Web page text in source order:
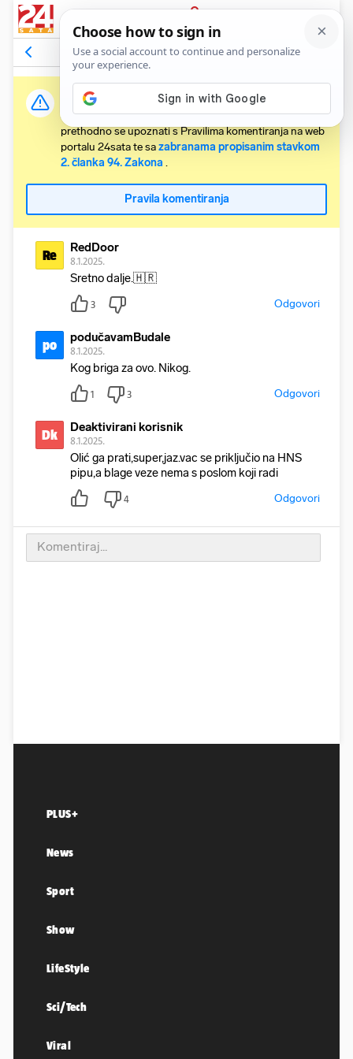
PRIJAVA
Komentari3 Relevantni
Važna obavijest:
Svaki korisnik koji želi komentirati članke obvezan je
prethodno se upoznati s Pravilima komentiranja na web
portalu 24sata te sazabranama propisanim stavkom
2. članka 94. Zakona .
Pravila komentiranja
Re RedDoor
8.1.2025.
Sretno dalje.🇭🇷
3 Odgovori
po podučavamBudale
8.1.2025.
Kog briga za ovo. Nikog.
1 3 Odgovori
Dk Deaktivirani korisnik
8.1.2025.
Olić ga prati,super,jaz.vac se priključio na HNS
pipu,a blage veze nema s poslom koji radi
4 Odgovori
PLUS+
News
Sport
Show
LifeStyle
Sci/Tech
Viral